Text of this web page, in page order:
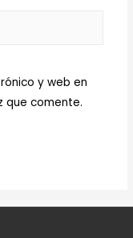
y web en
que comente.